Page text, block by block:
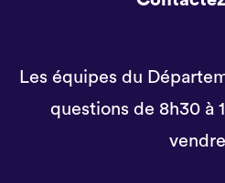
Les équipes du
questions de 8h30 à